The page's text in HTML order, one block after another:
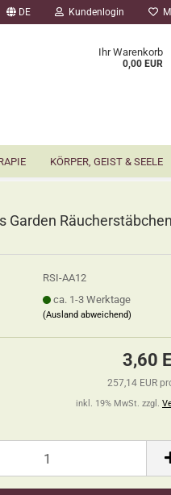
DE Kundenlogin
Ihr Warenkorb
0,00 EUR
KÖRPER, GEIST & SEELE
Garden Räucherstäbchen
RSI-AA12
ca. 1-3 Werktage
(Ausland abweichend)
3,60
257,14 EUR
inkl. 19% MwSt. zzgl.